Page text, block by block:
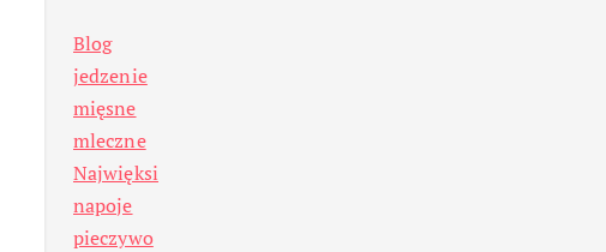
Blog
jedzenie
mięsne
mleczne
Najwięksi
napoje
pieczywo